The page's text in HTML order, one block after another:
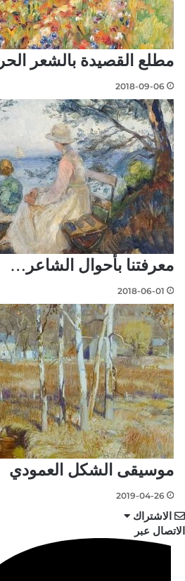
مطلع القصيدة بالشعر الحر
2018-09-06
معرفتنا بأحوال الشاعر…
2018-06-01
موسيقى الشكل العمودي
2019-04-26
الاشتراك
الاتصال عبر